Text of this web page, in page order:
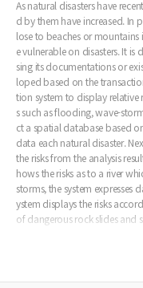
As natural disasters have
d by them have increased. In
lose to beaches or mountains
e vulnerable on disasters. It
sing its documentations or
loped based on the
tion system to display relative
s such as flooding, wave-
ct a spatial database based
data each natural disaster.
the risks from the analysis
hows the risks as to a river
storms, the system expresses
ystem displays the risks
of dangerous rock slides and
ms. This system can support
m can be utilized in